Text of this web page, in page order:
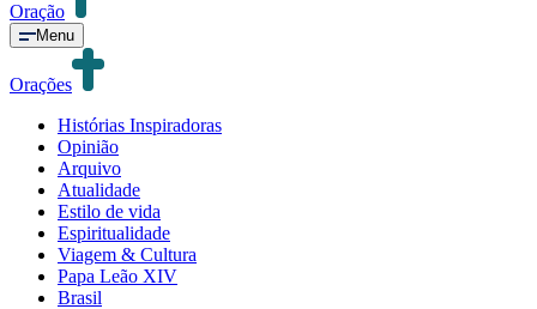
Oração
Menu
Orações
Histórias Inspiradoras
Opinião
Arquivo
Atualidade
Estilo de vida
Espiritualidade
Viagem & Cultura
Papa Leão XIV
Brasil